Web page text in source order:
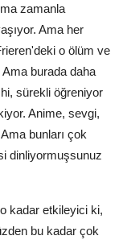
zamanla
Ama her
o ölüm ve
burada daha
sürekli öğreniyor
Anime, sevgi,
bunları çok
dinliyormuşsunuz
kadar etkileyici ki,
bu kadar çok